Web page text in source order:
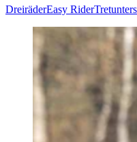
DreiräderEasy Rider